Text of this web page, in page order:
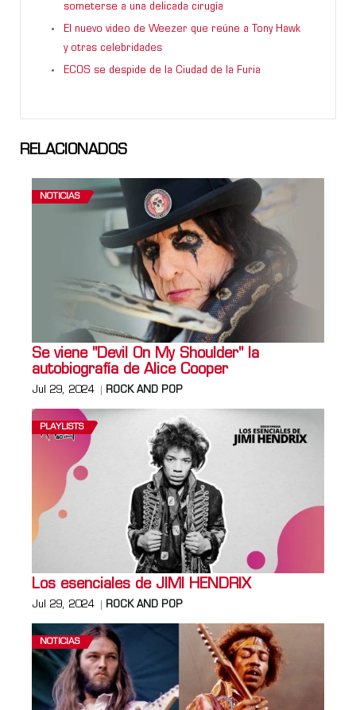
someterse a una delicada cirugía
El nuevo video de Weezer que reúne a Tony Hawk
y otras celebridades
ECOS se despide de la Ciudad de la Furia
RELACIONADOS
NOTICIAS
Se viene "Devil On My Shoulder" la
autobiografía de Alice Cooper
Jul 29, 2024 ROCK AND POP
PLAYLISTS
Los esenciales de JIMI HENDRIX
Jul 29, 2024 ROCK AND POP
NOTICIAS